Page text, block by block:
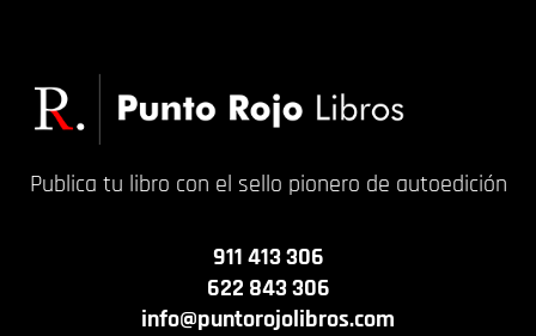
Publica tu libro con el sello pionero de autoedición
911 413 306
622 843 306
info@puntorojolibros.com